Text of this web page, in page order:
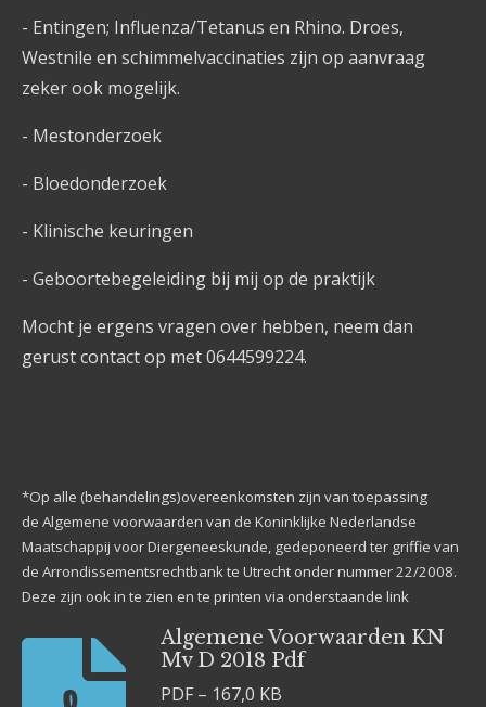
- Entingen; Influenza/Tetanus en Rhino. Droes,
Westnile en schimmelvaccinaties zijn op aanvraag
zeker ook mogelijk.
- Mestonderzoek
- Bloedonderzoek
- Klinische keuringen
- Geboortebegeleiding bij mij op de praktijk
Mocht je ergens vragen over hebben, neem dan
gerust contact op met 0644599224.
*Op alle (behandelings)overeenkomsten zijn van toepassing
de Algemene voorwaarden van de Koninklijke Nederlandse
Maatschappij voor Diergeneeskunde, gedeponeerd ter griffie van
de Arrondissementsrechtbank te Utrecht onder nummer 22/2008.
Deze zijn ook in te zien en te printen via onderstaande link
Algemene Voorwaarden KN
Mv D 2018 Pdf
PDF – 167,0 KB